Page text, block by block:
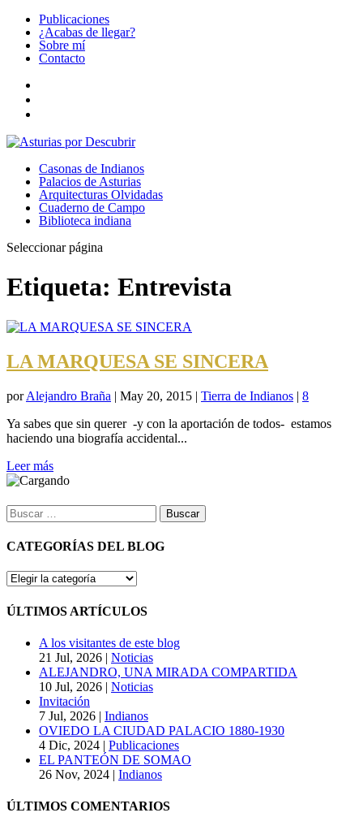
Publicaciones
¿Acabas de llegar?
Sobre mí
Contacto
Casonas de Indianos
Palacios de Asturias
Arquitecturas Olvidadas
Cuaderno de Campo
Biblioteca indiana
Seleccionar página
Etiqueta: Entrevista
LA MARQUESA SE SINCERA
porAlejandro Braña | May 20, 2015 | Tierra de Indianos | 8
Ya sabes que sin querer -y con la aportación de todos- estamos
haciendo una biografía accidental...
Leer más
Buscar:
CATEGORÍAS DEL BLOG
CATEGORÍAS
BLOG
ÚLTIMOS ARTÍCULOS
A los visitantes de este blog
21 Jul, 2026 | Noticias
ALEJANDRO, UNA MIRADA COMPARTIDA
10 Jul, 2026 | Noticias
Invitación
7 Jul, 2026 | Indianos
OVIEDO LA CIUDAD PALACIO 1880-1930
4 Dic, 2024 | Publicaciones
EL PANTEÓN DE SOMAO
26 Nov, 2024 | Indianos
ÚLTIMOS COMENTARIOS